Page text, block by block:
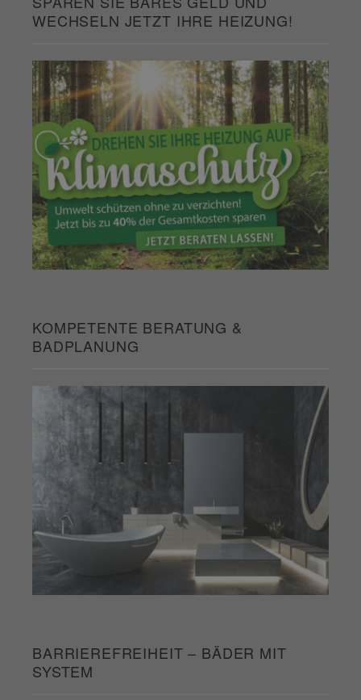
WECHSELN JETZT IHRE HEIZUNG!
KOMPETENTE BERATUNG &
BADPLANUNG
BARRIEREFREIHEIT – BÄDER MIT
SYSTEM